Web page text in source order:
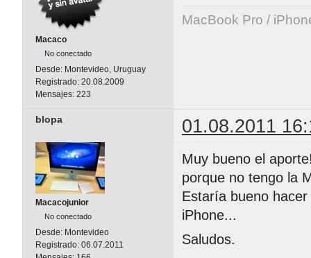
Macaco
No conectado
Desde: Montevideo, Uruguay
Registrado: 20.08.2009
Mensajes: 223
MacBook Pro /
blopa 01.08.2011
Macacojunior
No conectado
Desde: Montevideo
Registrado: 06.07.2011
Muy bueno el
porque no tengo la
Estaría bueno
iPhone...
Saludos.